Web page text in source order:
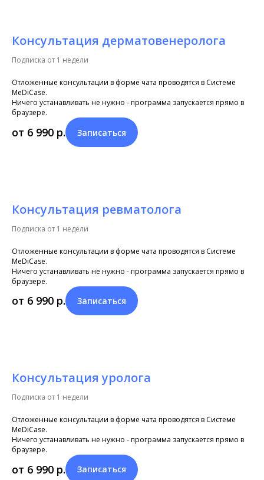
Консультация дерматовенеролога
Подписка от 1 недели
Отложенные консультации в форме чата проводятся в Системе
MeDiCase.
Ничего устанавливать не нужно - программа запускается прямо в
браузере.
от 6 990 р. Записаться
Консультация ревматолога
Подписка от 1 недели
Отложенные консультации в форме чата проводятся в Системе
MeDiCase.
Ничего устанавливать не нужно - программа запускается прямо в
браузере.
от 6 990 р. Записаться
Консультация уролога
Подписка от 1 недели
Отложенные консультации в форме чата проводятся в Системе
MeDiCase.
Ничего устанавливать не нужно - программа запускается прямо в
браузере.
от 6 990 р. Записаться